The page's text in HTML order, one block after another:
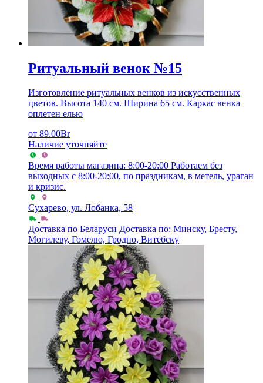
Ритуальный венок №15
Изготовление ритуальных венков из искусственных
цветов. Высота 140 см. Ширина 65 см. Каркас венка
оплетен елью
от 89.00Br
Наличие уточняйте
Время работы магазина: 8:00-20:00 Работаем без
выходных с 8:00-20:00, по праздникам, в метель, ураган
и кризис.
Сухарево, ул. Лобанка, 58
Доставка по Беларуси Доставка по: Минску, Бресту,
Могилеву, Гомелю, Гродно, Витебску